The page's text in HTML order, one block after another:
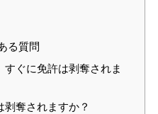
る質問
ぐに免許は剥奪されま
奪されますか？